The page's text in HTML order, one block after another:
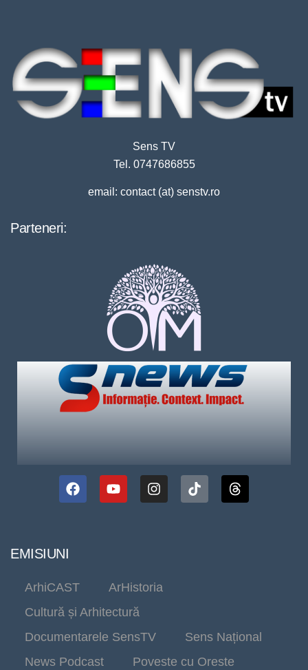
Sens TV
Tel. 0747686855
email: contact (at) senstv.ro
Parteneri:
EMISIUNI
ArhiCAST
ArHistoria
Cultură și Arhitectură
Documentarele SensTV
Sens Național
News Podcast
Poveste cu Oreste